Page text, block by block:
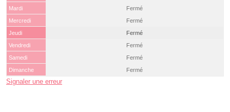
Mardi
Fermé
Mercredi
Fermé
Jeudi
Fermé
Vendredi
Fermé
Samedi
Fermé
Dimanche
Fermé
Signaler une erreur